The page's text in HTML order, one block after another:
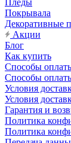
Пледы
Покрывала
Декоративные
Акции
Блог
Как купить
Способы
Способы
Условия
Условия
Гарантия и
Политика
Политика